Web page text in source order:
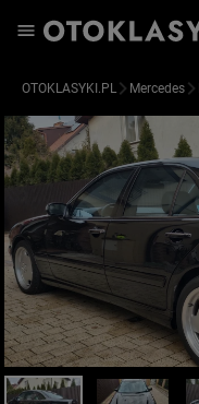
OTOKLASYKI.PL Mercedes